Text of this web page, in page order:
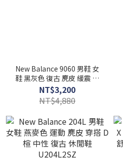
New Balance 9060 男鞋 女
鞋 黑灰色 復古 麂皮 緩震 老
爹鞋 運動 休閒鞋 U906079E
NT$3,200
NT$4,880